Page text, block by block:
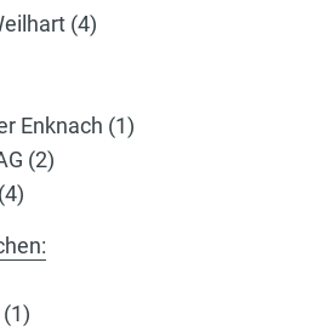
(4)
Enknach (1)
(2)